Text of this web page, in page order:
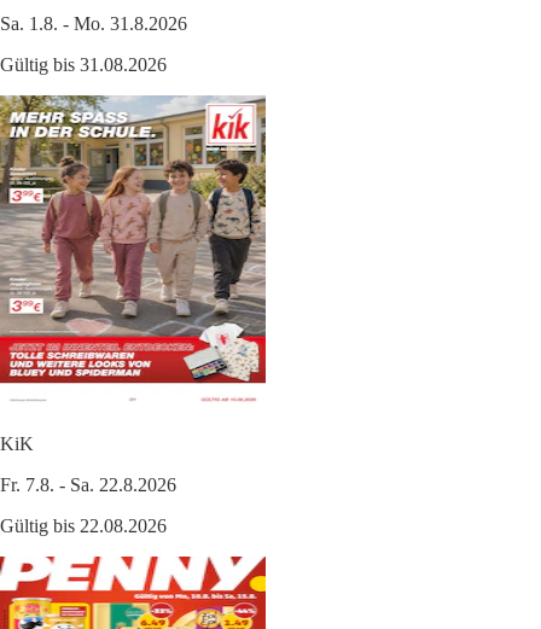
Sa. 1.8. - Mo. 31.8.2026
Gültig bis 31.08.2026
KiK
Fr. 7.8. - Sa. 22.8.2026
Gültig bis 22.08.2026